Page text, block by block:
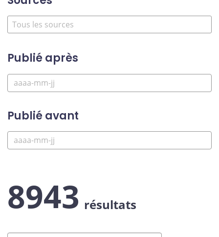
Publié après
Publié avant
8943 résultats